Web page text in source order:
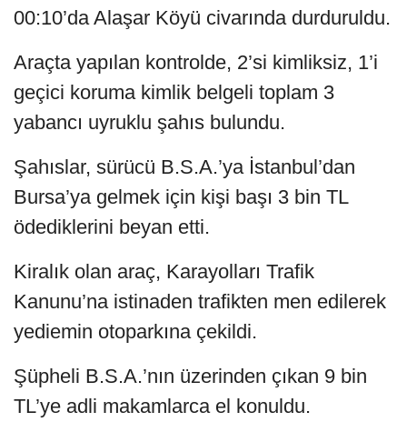
00:10’da Alaşar Köyü civarında durduruldu.
Araçta yapılan kontrolde, 2’si kimliksiz, 1’i
geçici koruma kimlik belgeli toplam 3
yabancı uyruklu şahıs bulundu.
Şahıslar, sürücü B.S.A.’ya İstanbul’dan
Bursa’ya gelmek için kişi başı 3 bin TL
ödediklerini beyan etti.
Kiralık olan araç, Karayolları Trafik
Kanunu’na istinaden trafikten men edilerek
yediemin otoparkına çekildi.
Şüpheli B.S.A.’nın üzerinden çıkan 9 bin
TL’ye adli makamlarca el konuldu.